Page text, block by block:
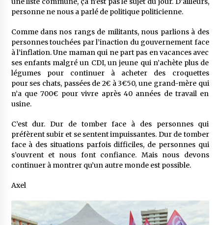
personne ne nous a parlé de politique politicienne.
Comme dans nos rangs de militants, nous parlions à des
personnes touchées par l’inaction du gouvernement face
à l’inflation. Une maman qui ne part pas en vacances avec
ses enfants malgré un CDI, un jeune qui n’achète plus de
légumes pour continuer à acheter des croquettes
pour ses chats, passées de 2€ à 3€50, une grand-mère qui
n’a que 700€ pour vivre après 40 années de travail en
usine.
C’est dur. Dur de tomber face à des personnes qui
préfèrent subir et se sentent impuissantes. Dur de tomber
face à des situations parfois difficiles, de personnes qui
s’ouvrent et nous font confiance. Mais nous devons
continuer à montrer qu’un autre monde est possible.
Axel